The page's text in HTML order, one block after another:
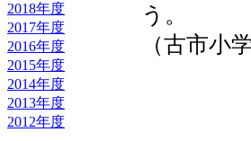
2018年度
2017年度
2016年度
2015年度
2014年度
2013年度
2012年度
う。
（古市小